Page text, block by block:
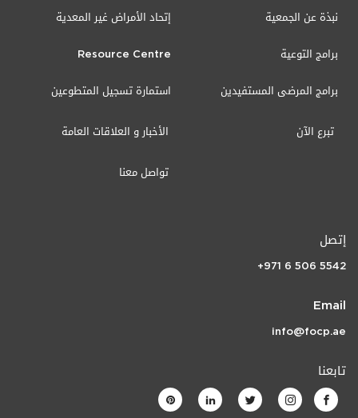
نبذة عن الجمعية
برامج التوعية
برامج المرضى المستفيدين
إتحاد الأمراض غير المعدية
Resource Centre
استمارة تسجيل المتطوعين
الأخبار و العلاقات العامة تبرع الآن
تواصل معنا
إتصل
+971 6 506 5542
Email
info@focp.ae
تابعنا